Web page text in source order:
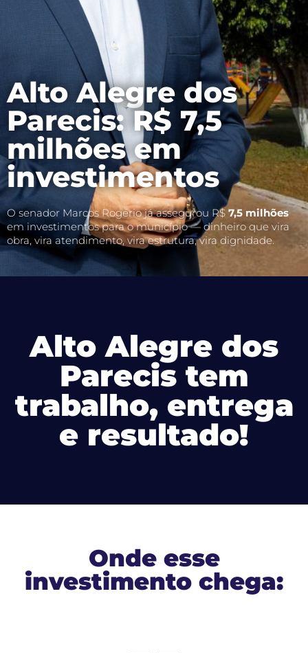
Alto Alegre dos
Parecis: R$ 7,5
milhões em
investimentos
O senador Marcos Rogério já assegurou R$ 7,5 milhões
em investimentos para o município — dinheiro que vira
obra, vira atendimento, vira estrutura, vira dignidade.
Alto Alegre dos
Parecis tem
trabalho, entrega
e resultado!
Onde esse
investimento chega: